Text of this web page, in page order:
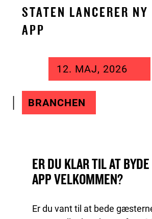
STATEN LANCERER
APP
12. MAJ, 2026
BRANCHEN
ER DU KLAR TIL AT
APP VELKOMMEN?
Er du vant til at bede